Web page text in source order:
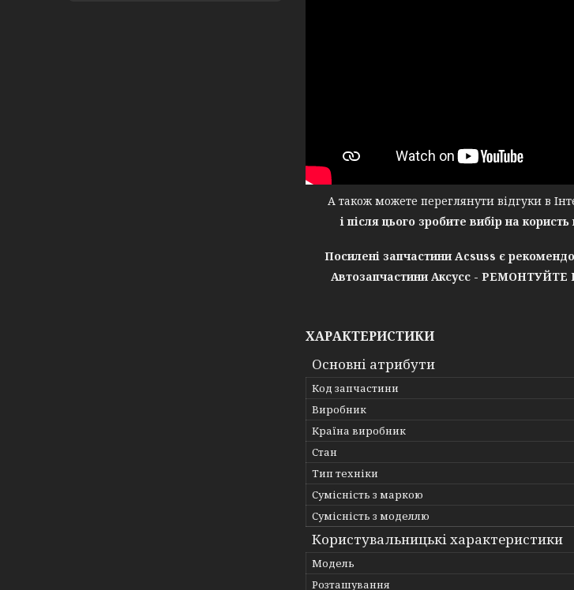
А також можете переглянути відгуки в
і після цього зробите вибір на
Посилені запчастини Acsuss є
Автозапчастини Аксусс -
ХАРАКТЕРИСТИКИ
Основні атрибути
Код запчастини
Виробник
Країна виробник
Стан
Тип техніки
Сумісність з маркою
Сумісність з моделлю
Користувальницькі характеристики
Мoдель
Розташування